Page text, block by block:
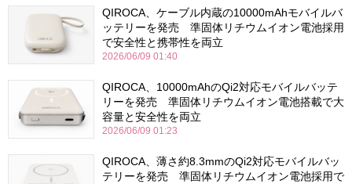
QIROCA、ケーブル内蔵の10000mAhモバイルバ
ッテリーを発売 準固体リチウムイオン電池採用
で安全性と携帯性を両立
2026/06/09 01:40
QIROCA、10000mAhのQi2対応モバイルバッテ
リーを発売 準固体リチウムイオン電池搭載で大
容量と安全性を両立
2026/06/09 01:23
QIROCA、薄さ約8.3mmのQi2対応モバイルバッ
テリーを発売 準固体リチウムイオン電池採用で